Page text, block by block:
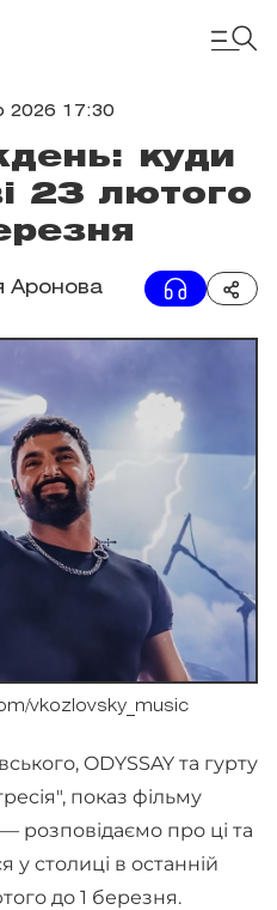
2026 17:30
куди
23 лютого
Аронова
vkozlovsky_music
ODYSSAY та гурту
показ фільму
розповідаємо про ці та
у столиці в останній
до 1 березня.